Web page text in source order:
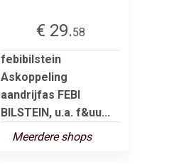
€ 29.58
febibilstein
Askoppeling
aandrijfas FEBI
BILSTEIN, u.a. f&uu...
Meerdere shops